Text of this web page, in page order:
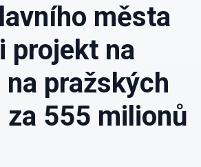
města
projekt na
na pražských
za 555 milionů